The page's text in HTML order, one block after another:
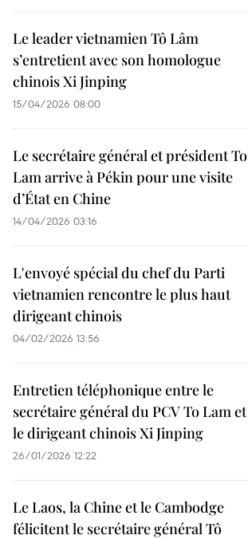
Le leader vietnamien Tô Lâm
s’entretient avec son homologue
chinois Xi Jinping
15/04/2026 08:00
Le secrétaire général et président To
Lam arrive à Pékin pour une visite
d’État en Chine
14/04/2026 03:16
L'envoyé spécial du chef du Parti
vietnamien rencontre le plus haut
dirigeant chinois
04/02/2026 13:56
Entretien téléphonique entre le
secrétaire général du PCV To Lam et
le dirigeant chinois Xi Jinping
26/01/2026 12:22
Le Laos, la Chine et le Cambodge
félicitent le secrétaire général Tô